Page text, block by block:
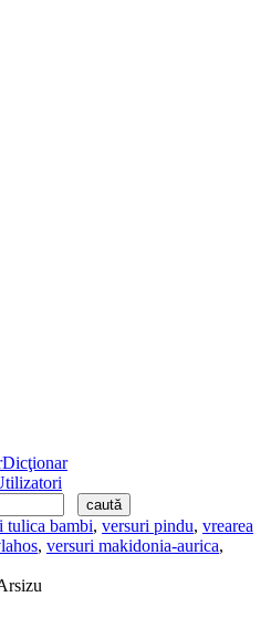
Dicţionar
tulica bambi, versuri pindu, vrearea
, versuri makidonia-aurica,